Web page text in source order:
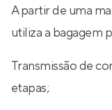
A partir de uma
utiliza a bagagem
Transmissão de
etapas;